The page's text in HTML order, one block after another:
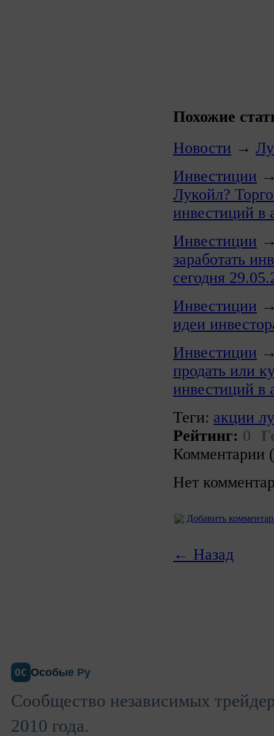
Похожие
Новости →
Инвестиции
Лукойл?
инвестиций
Инвестиции
заработать
сегодня
Инвестиции
идеи
Инвестиции
продать или
инвестиций в
Теги: акции
Рейтинг: 0
Комментарии
Нет
Добавить
← Назад
ОС Особые Ру
Сообщество независимых
2010 года.